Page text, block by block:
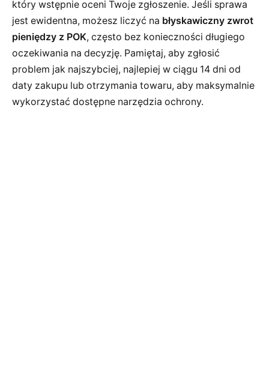
który wstępnie oceni Twoje zgłoszenie. Jeśli sprawa
jest ewidentna, możesz liczyć na błyskawiczny zwrot
pieniędzy z POK, często bez konieczności długiego
oczekiwania na decyzję. Pamiętaj, aby zgłosić
problem jak najszybciej, najlepiej w ciągu 14 dni od
daty zakupu lub otrzymania towaru, aby maksymalnie
wykorzystać dostępne narzędzia ochrony.